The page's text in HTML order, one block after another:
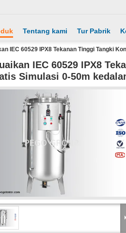
Tentang kami Tur Pabrik
IEC 60529 IPX8 Tekanan Tinggi Tangki
IEC 60529 IPX8
Simulasi 0-50m